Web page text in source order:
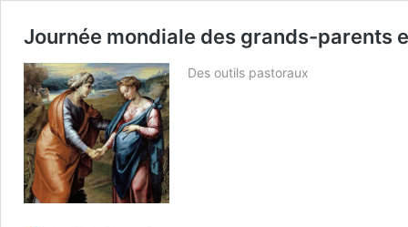
Journée mondiale des grands-parents
Des outils pastoraux